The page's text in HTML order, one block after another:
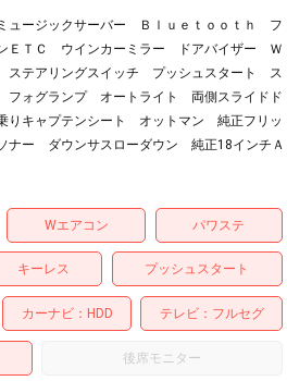
ージックサーバー Ｂｌｕｅｔｏｏｔｈ フ
ＥＴＣ ウインカーミラー ドアバイザー Ｗ
テアリングスイッチ プッシュスタート ス
ォグランプ オートライト 両側スライドド
キャプテンシート オットマン 純正フリッ
ナー ダウンサスローダウン 純正18インチＡ
Wエアコン パワステ
キーレス プッシュスタート
カーナビ HDD テレビ フルセグ
後席モニター